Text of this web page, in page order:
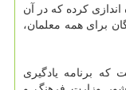
برای همه معلمان،
برنامه یادگیری